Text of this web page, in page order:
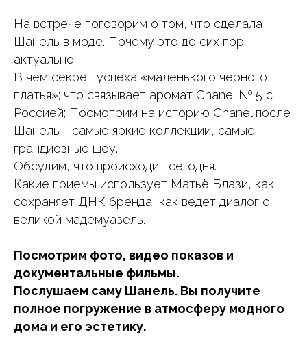
На встрече поговорим о том, что сделала
Шанель в моде. Почему это до сих пор
актуально.
В чем секрет успеха «маленького черного
платья»; что связывает аромат Chanel № 5 с
Россией; Посмотрим на историю Chanel после
Шанель - самые яркие коллекции, самые
грандиозные шоу.
Обсудим, что происходит сегодня.
Какие приемы использует Матьё Блази, как
сохраняет ДНК бренда, как ведет диалог с
великой мадемуазель.
Посмотрим фото, видео показов и
документальные фильмы.
Послушаем саму Шанель. Вы получите
полное погружение в атмосферу модного
дома и его эстетику.